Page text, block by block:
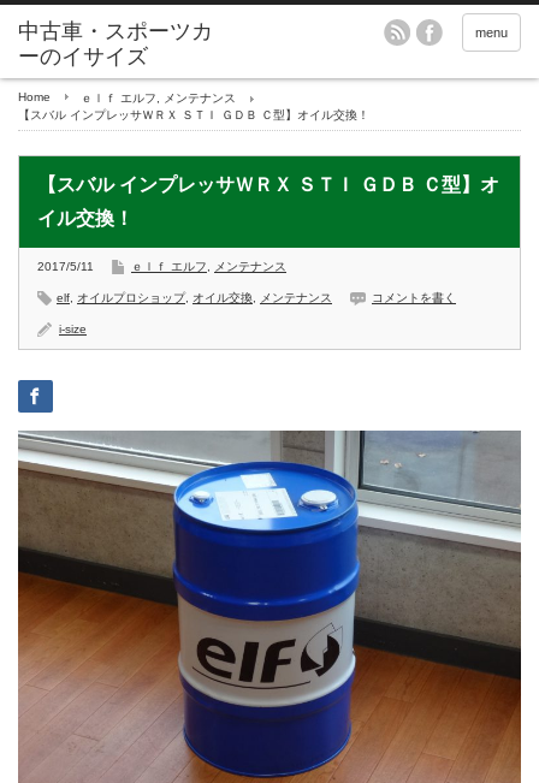
menu
Home ｅｌｆ エルフ
メンテナンス
【スバル インプレッサＷＲＸ ＳＴＩ ＧＤＢ Ｃ型】オイル交換！
【スバル インプレッサＷＲＸ ＳＴＩ ＧＤＢ Ｃ型】オ
イル交換！
2017/5/11 ｅｌｆ エルフ メンテナンス
elf オイルプロショップ, オイル交換 メンテナンス コメントを書く
i-size